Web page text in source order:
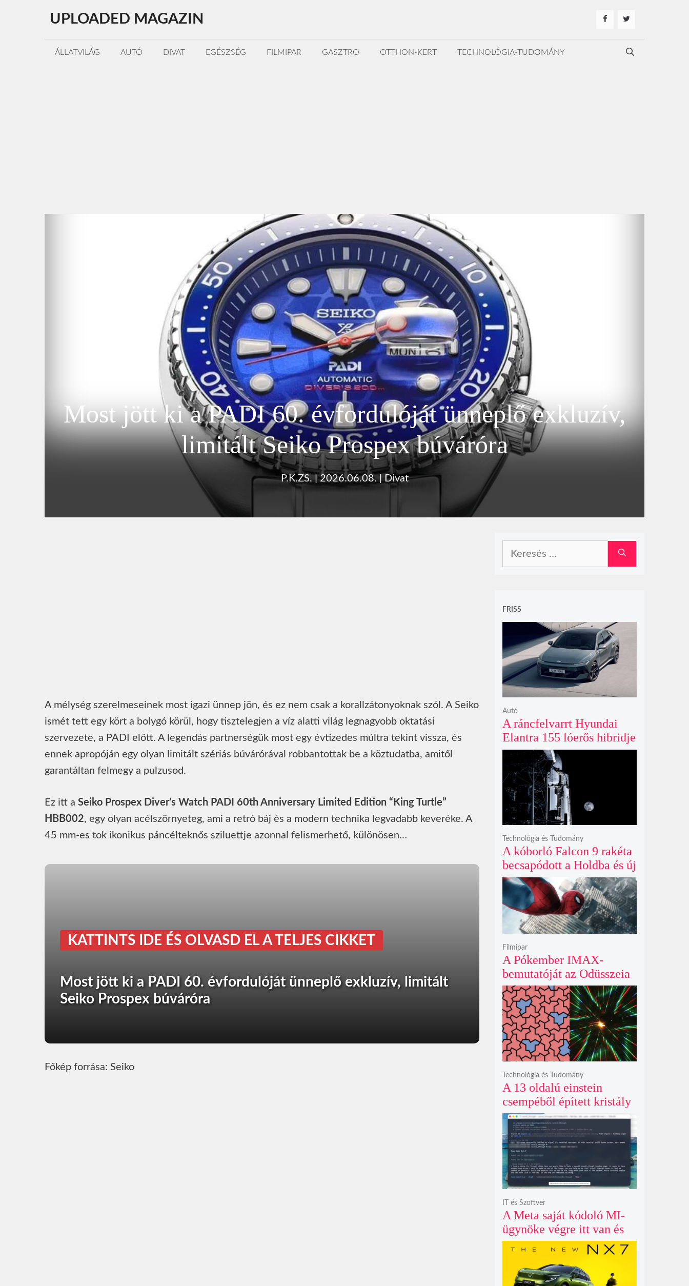
tartalomba
UPLOADED MAGAZIN
ÁLLATVILÁG AUTÓ DIVAT EGÉSZSÉG FILMIPAR GASZTRO OTTHON-KERT TECHNOLÓGIA-TUDOMÁNY
Most jött ki a PADI 60. évfordulóját ünneplő exkluzív,
limitált Seiko Prospex búváróra
P.K.ZS.|2026.06.08.| Divat
A mélység szerelmeseinek most igazi ünnep jön, és ez nem csak a korallzátonyoknak szól. A Seiko
ismét tett egy kört a bolygó körül, hogy tisztelegjen a víz alatti világ legnagyobb oktatási
szervezete, a PADI előtt. A legendás partnerségük most egy évtizedes múltra tekint vissza, és
ennek apropóján egy olyan limitált szériás búvárórával robbantottak be a köztudatba, amitől
garantáltan felmegy a pulzusod.
Ez itt a Seiko Prospex Diver’s Watch PADI 60th Anniversary Limited Edition “King Turtle”
HBB002, egy olyan acélszörnyeteg, ami a retró báj és a modern technika legvadabb keveréke. A
45 mm-es tok ikonikus páncélteknős sziluettje azonnal felismerhető, különösen…
KATTINTS IDE ÉS OLVASD EL A TELJES CIKKET
Most jött ki a PADI 60. évfordulóját ünneplő exkluzív, limitált
Seiko Prospex búváróra
Főkép forrása: Seiko
FRISS
A ráncfelvarrt Hyundai
Elantra 155 lóerős hibridje
és prémium utastere
komoly belsőtéri ugrást
hoz
Autó
A kóborló Falcon 9 rakéta
becsapódott a Holdba és új
krátert hagyott maga után
Technológia és Tudomány
A Pókember IMAX-
bemutatóját az Odüsszeia
exkluzív vetítési
időszakának lejárta hozza
el
Filmipar
A 13 oldalú einstein
csempéből épített kristály
példátlanul forgó
csillagmintát vetít a fény
polarizációjától függően
Technológia és Tudomány
A Meta saját kódoló MI-
ügynöke végre itt van és
nem fél belenyúlni a
IT és Szoftver